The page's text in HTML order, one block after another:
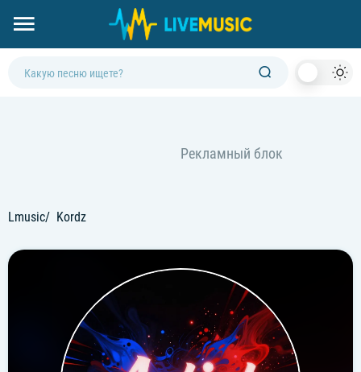
Lmusic Kordz